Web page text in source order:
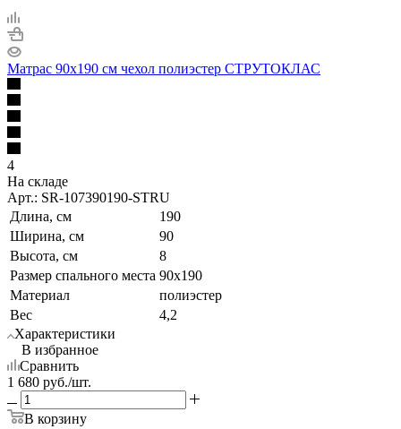
Матрас 90х190 см чехол полиэстер СТРУТОКЛАС
4
На складе
Арт.: SR-107390190-STRU
Длина, см
190
Ширина, см
90
Высота, см
8
Размер спального места 90x190
Материал
полиэстер
Вес
4,2
Характеристики
В избранное
Сравнить
1 680 руб./шт.
В корзину